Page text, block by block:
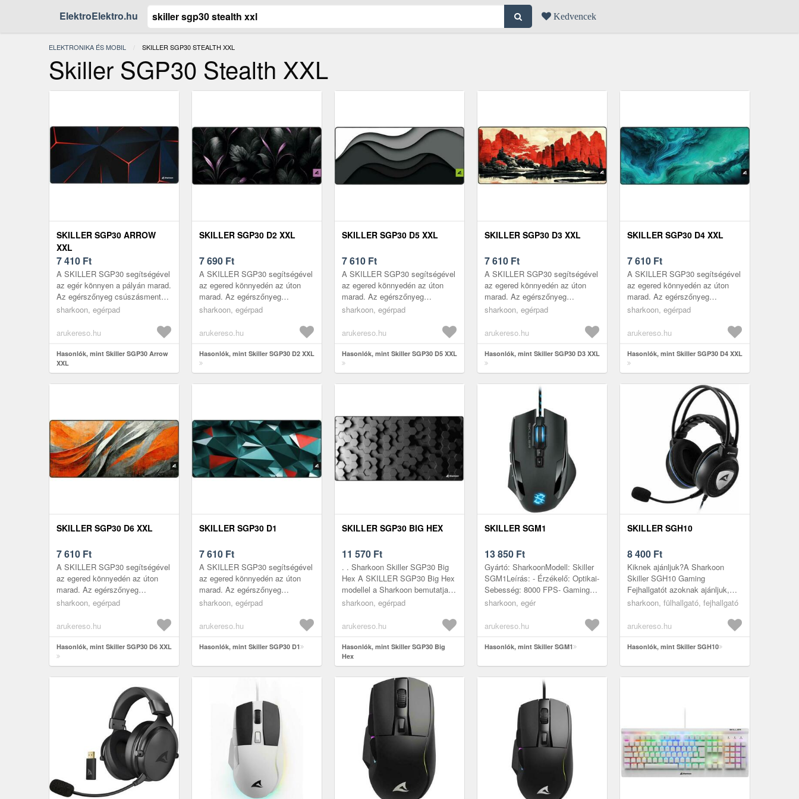
ElektroElektro.hu Kedvencek
ELEKTRONIKA ÉS MOBIL JELENLEGI:
SKILLER SGP30 STEALTH XXL
Skiller SGP30 Stealth XXL
SKILLER SGP30 ARROW
XXL
7 410 Ft
A SKILLER SGP30 segítségével
az egér könnyen a pályán marad.
Az egérszőnyeg csúszásmentes
talpának köszönhetően az egér
sharkoon, egérpad
arukereso.hu
Hasonlók, mint Skiller SGP30 Arrow
XXL
SKILLER SGP30 D2 XXL
7 690 Ft
A SKILLER SGP30 segítségével
az egered könnyedén az úton
marad. Az egérszőnyeg
csúszásmentes talpának
mozog a felület...
sharkoon, egérpad
arukereso.hu
Hasonlók, mint Skiller SGP30 D2 XXL
SKILLER SGP30 D5 XXL
7 610 Ft
A SKILLER SGP30 segítségével
az egered könnyedén az úton
marad. Az egérszőnyeg
csúszásmentes talpának
mozog a felület...
sharkoon, egérpad
arukereso.hu
Hasonlók, mint Skiller SGP30 D5 XXL
SKILLER SGP30 D3 XXL
7 610 Ft
A SKILLER SGP30 segítségével
az egered könnyedén az úton
marad. Az egérszőnyeg
csúszásmentes talpának
mozog a felület...
sharkoon, egérpad
arukereso.hu
Hasonlók, mint Skiller SGP30 D3 XXL
SKILLER SGP30 D4 XXL
7 610 Ft
A SKILLER SGP30 segítségével
az egered könnyedén az úton
marad. Az egérszőnyeg
csúszásmentes talpának
mozog a felület...
sharkoon, egérpad
arukereso.hu
Hasonlók, mint Skiller SGP30 D4 XXL
SKILLER SGP30 D6 XXL
7 610 Ft
A SKILLER SGP30 segítségével
az egered könnyedén az úton
marad. Az egérszőnyeg
csúszásmentes talpának
mozog a felület...
sharkoon, egérpad
arukereso.hu
Hasonlók, mint Skiller SGP30 D6 XXL
SKILLER SGP30 D1
7 610 Ft
A SKILLER SGP30 segítségével
az egered könnyedén az úton
marad. Az egérszőnyeg
csúszásmentes talpának
mozog a felület...
sharkoon, egérpad
arukereso.hu
Hasonlók, mint Skiller SGP30 D1
SKILLER SGP30 BIG HEX
11 570 Ft
. . Sharkoon Skiller SGP30 Big
Hex A SKILLER SGP30 Big Hex
modellel a Sharkoon bemutatja
eddigi legnagyobb egéralátétjét.
sharkoon, egérpad
arukereso.hu
Hasonlók, mint Skiller SGP30 Big
Hex
SKILLER SGM1
13 850 Ft
Gyártó: SharkoonModell: Skiller
SGM1Leírás: - Érzékelő: Optikai-
Sebesség: 8000 FPS- Gaming
Software- Beépített memória: 16
sharkoon, egér
arukereso.hu
Hasonlók, mint Skiller SGM1
SKILLER SGH10
8 400 Ft
Kiknek ajánljuk?A Sharkoon
Skiller SGH10 Gaming
Fejhallgatót azoknak ajánljuk,
akik szeretik a játékokat és
hangminőség. A...
sharkoon, fülhallgató, fejhallgató
arukereso.hu
Hasonlók, mint Skiller SGH10